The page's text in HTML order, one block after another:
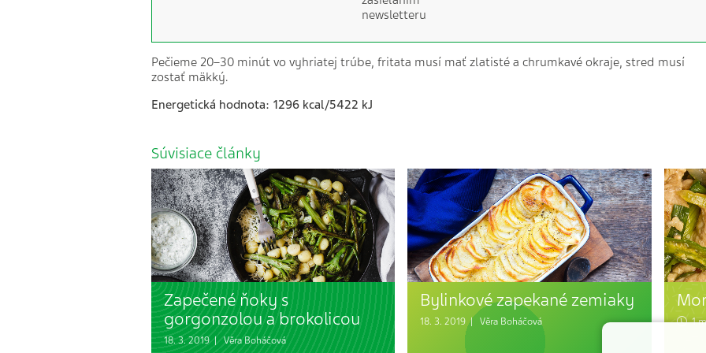
newsletteru
Pečieme 20–30 minút vo vyhriatej trúbe, fritata musí mať zlatisté a chrumkavé okraje, stred musí
zostať mäkký.
Energetická hodnota: 1296 kcal/5422 kJ
Súvisiace články
Zapečené ňoky s
gorgonzolou a brokolicou
18. 3. 2019 |Věra Boháčová
Bylinkové zapekané zemiaky
18. 3. 2019 |Věra Boháčová 1